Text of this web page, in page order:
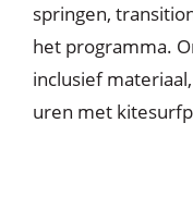
springen,
het programma.
inclusief
uren met